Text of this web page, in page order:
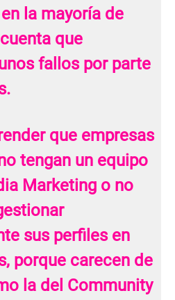
la mayoría de
que
fallos por parte
que empresas
tengan un equipo
Marketing o no
sus perfiles en
porque carecen de
la del Community